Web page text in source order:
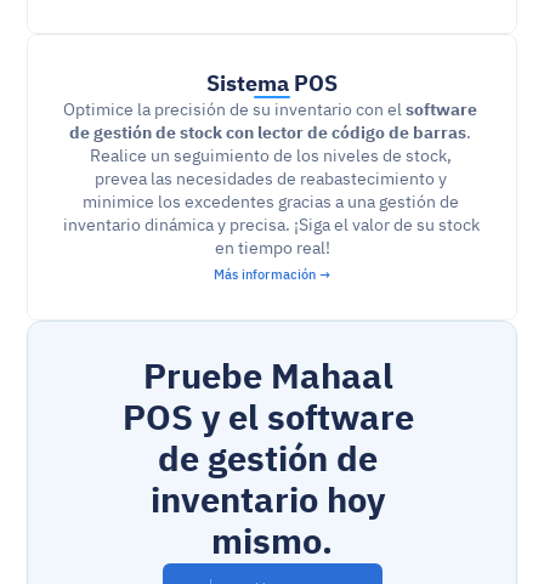
Sistema POS
Optimice la precisión de su inventario con el software
de gestión de stock con lector de código de barras.
Realice un seguimiento de los niveles de stock,
prevea las necesidades de reabastecimiento y
minimice los excedentes gracias a una gestión de
inventario dinámica y precisa. ¡Siga el valor de su stock
en tiempo real!
Más información →
Pruebe Mahaal
POS y el software
de gestión de
inventario hoy
mismo.